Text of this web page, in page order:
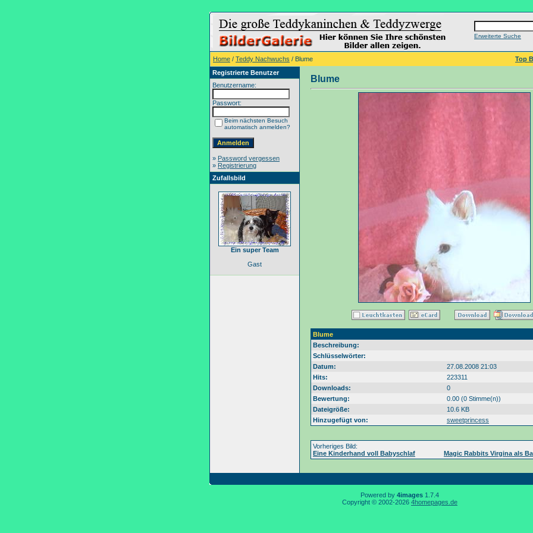
Erweiterte Suche
Home / Teddy Nachwuchs / Blume Top
Registrierte Benutzer
Benutzername:
Passwort:
Beim nächsten Besuch
automatisch anmelden?
» Password vergessen
» Registrierung
Zufallsbild
Ein super Team
Gast
Blume
Blume
Beschreibung:
Schlüsselwörter:
Datum:
27.08.2008 21:03
Hits:
223311
Downloads:
0
Bewertung:
0.00 (0 Stimme(n))
Dateigröße:
10.6 KB
Hinzugefügt von:
sweetprincess
Vorheriges Bild:
Eine Kinderhand voll Babyschlaf
Magic Rabbits Virgina als
Powered by 4images 1.7.4
Copyright © 2002-2026 4homepages.de